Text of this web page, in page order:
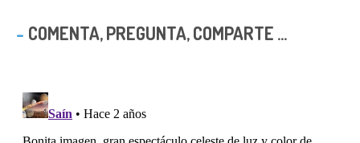
COMENTA, PREGUNTA, COMPARTE ...